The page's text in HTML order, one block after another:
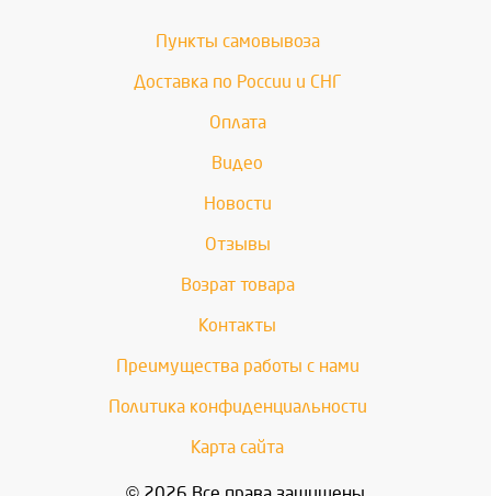
Пункты самовывоза
Доставка по России и СНГ
Оплата
Видео
Новости
Отзывы
Возрат товара
Контакты
Преимущества работы с нами
Политика конфиденциальности
Карта сайта